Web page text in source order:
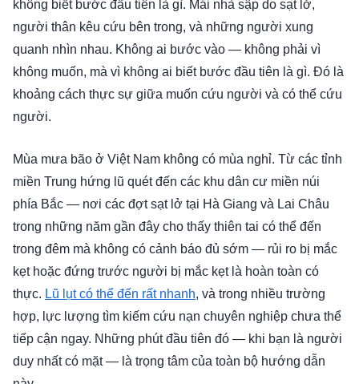
không biết bước đầu tiên là gì. Mái nhà sập do sạt lở,
người thân kêu cứu bên trong, và những người xung
quanh nhìn nhau. Không ai bước vào — không phải vì
không muốn, mà vì không ai biết bước đầu tiên là gì. Đó là
khoảng cách thực sự giữa muốn cứu người và có thể cứu
người.
Mùa mưa bão ở Việt Nam không có mùa nghỉ. Từ các tỉnh
miền Trung hứng lũ quét đến các khu dân cư miền núi
phía Bắc — nơi các đợt sạt lở tại Hà Giang và Lai Châu
trong những năm gần đây cho thấy thiên tai có thể đến
trong đêm mà không có cảnh báo đủ sớm — rủi ro bị mắc
kẹt hoặc đứng trước người bị mắc kẹt là hoàn toàn có
thực. Lũ lụt có thể đến rất nhanh, và trong nhiều trường
hợp, lực lượng tìm kiếm cứu nạn chuyên nghiệp chưa thể
tiếp cận ngay. Những phút đầu tiên đó — khi bạn là người
duy nhất có mặt — là trọng tâm của toàn bộ hướng dẫn